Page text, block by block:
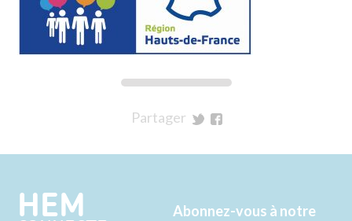
Partager
Twitter
Facebook
HEM
Abonnez-vous à notre